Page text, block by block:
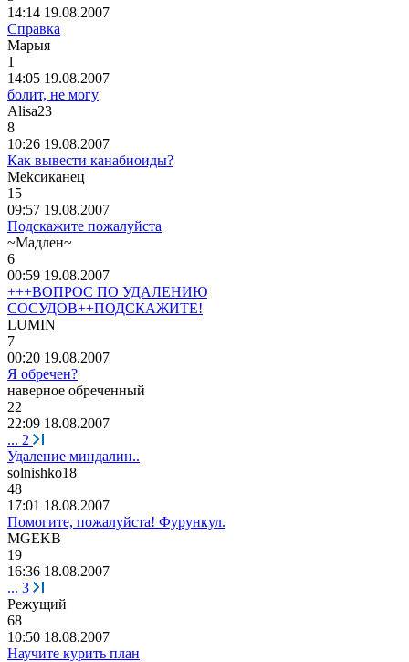
14:14 19.08.2007
Справка
Марыя
1
14:05 19.08.2007
болит, не могу
Alisa23
8
10:26 19.08.2007
Как вывести канабиоиды?
Mekcиканец
15
09:57 19.08.2007
Подскажите пожалуйста
~Мадлен~
6
00:59 19.08.2007
+++ВОПРОС ПО УДАЛЕНИЮ
СОСУДОВ++ПОДСКАЖИТЕ!
LUMIN
7
00:20 19.08.2007
Я обречен?
наверное обреченный
22
22:09 18.08.2007
... 2
Удаление миндалин..
solnishko18
48
17:01 18.08.2007
Помогите, пожалуйста! Фурункул.
MGEKB
19
16:36 18.08.2007
... 3
Режущий
68
10:50 18.08.2007
Научите курить план